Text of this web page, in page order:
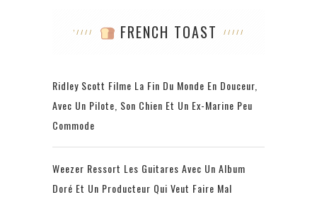
FRENCH TOAST
Ridley Scott Filme La Fin Du Monde En Douceur,
Avec Un Pilote, Son Chien Et Un Ex-Marine Peu
Commode
Weezer Ressort Les Guitares Avec Un Album
Doré Et Un Producteur Qui Veut Faire Mal